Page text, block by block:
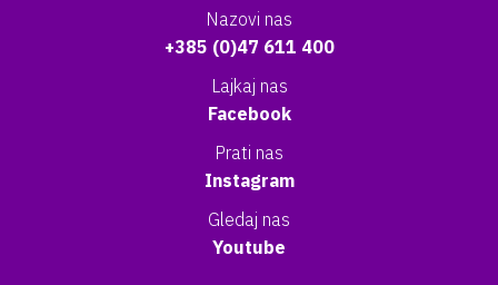
Nazovi nas
+385 (0)47 611 400
Lajkaj nas
Facebook
Prati nas
Instagram
Gledaj nas
Youtube